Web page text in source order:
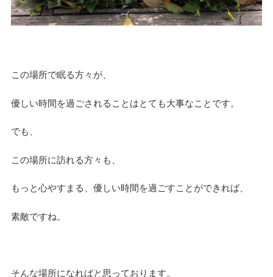
この場所で眠る方々が、
優しい時間を過ごされることはとても大事なことです。
でも、
この場所に訪れる方々も、
もっと心やすまる、優しい時間を過ごすことができれば、
素敵ですね。
そんな場所になればと思っております。